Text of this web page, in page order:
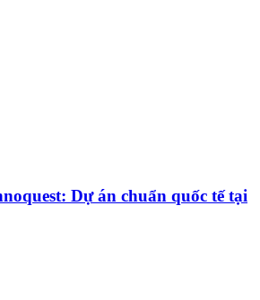
Dự án chuẩn quốc tế tại